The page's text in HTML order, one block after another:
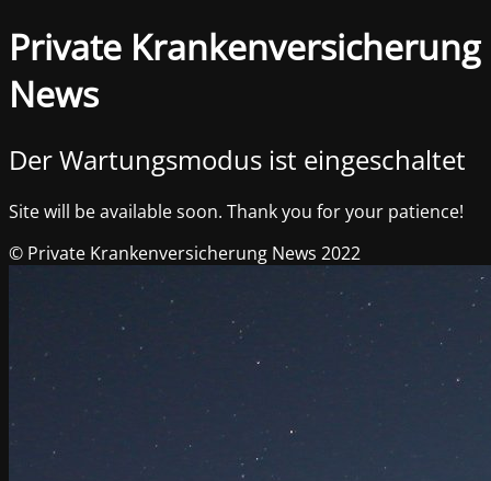
Private Krankenversicherung
News
Der Wartungsmodus ist eingeschaltet
Site will be available soon. Thank you for your patience!
© Private Krankenversicherung News 2022